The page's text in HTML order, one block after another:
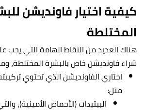
كيفية اختيار فاونديشن
المختلطة
هناك العديد من النقاط الهامة التي يجب
شراء فاونديشن خاص بالبشرة المختلطة،
اختاري الفاونديشن الذي تحتوي
مثل:
الببتيدات (الأحماض الأمينية)،